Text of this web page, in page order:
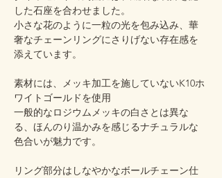
した石座を合わせました。
小さな花のように一粒の光を包み込み、華
奢なチェーンリングにさりげない存在感を
添えています。
素材には、メッキ加工を施していないK10ホ
ワイトゴールドを使用
一般的なロジウムメッキの白さとは異な
る、ほんのり温かみを感じるナチュラルな
色合いが魅力です。
リング部分はしなやかなボールチェーン仕